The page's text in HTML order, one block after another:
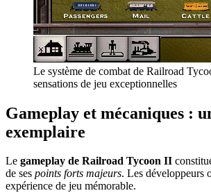
Le système de combat de Railroad
sensations de jeu exceptionnelles
Gameplay et mécaniques :
exemplaire
Le gameplay de Railroad Tycoon II
de ses points forts majeurs. Les développeurs
expérience de jeu mémorable.